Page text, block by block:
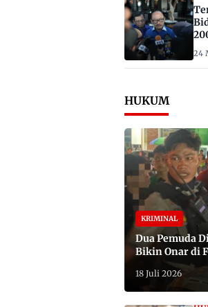
24
HUKUM
KRIMINAL
Dua Pemuda
Bikin Onar di
Satu Bawa
18 Juli 2026